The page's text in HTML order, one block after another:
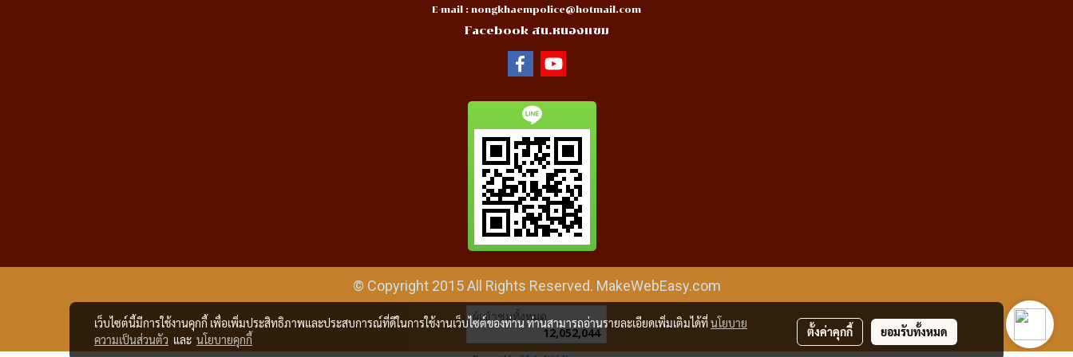
E-mail : nongkhaempolice@hotmail.com
Facebook สน.หนองแขม
© Copyright 2015 All Rights Reserved. MakeWebEasy.com
ผู้เข้าชมวันนี้ 23,268
Powered byMakeWebEasy.com
เว็บไซต์นี้มีการใช้งานคุกกี้ เพื่อเพิ่มประสิทธิภาพและประสบการณ์ที่ดีในการใช้งานเว็บไซต์ของท่าน ท่านสามารถอ่านรายละเอียดเพิ่มเติมได้ที่นโยบาย
ความเป็นส่วนตัว และ นโยบายคุกกี้
ตั้งค่าคุกกี้ ยอมรับทั้งหมด